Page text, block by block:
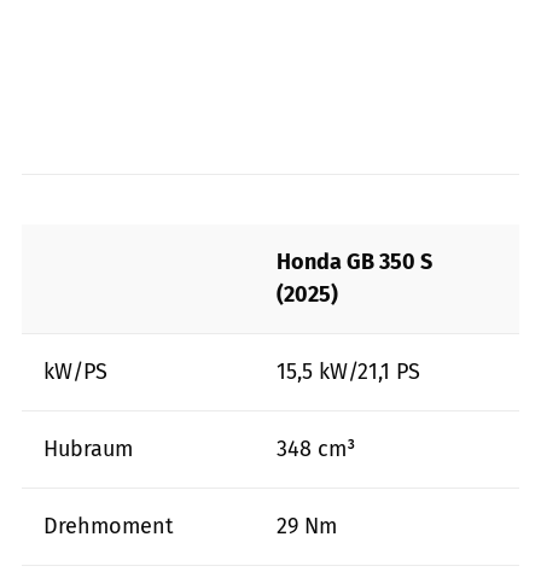
Honda GB 350 S
(2025)
kW/PS 15,5 kW/21,1 PS
Hubraum 348 cm³
Drehmoment 29 Nm